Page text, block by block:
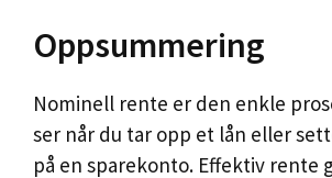
Oppsummering
Nominell rente er den enkle
ser når du tar opp et lån eller
på en sparekonto. Effektiv rente